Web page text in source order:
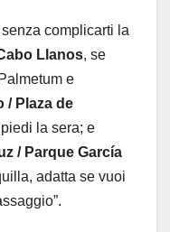
complicarti la
Llanos, se
e
/ Plaza de
la sera; e
/ Parque García
adatta se vuoi